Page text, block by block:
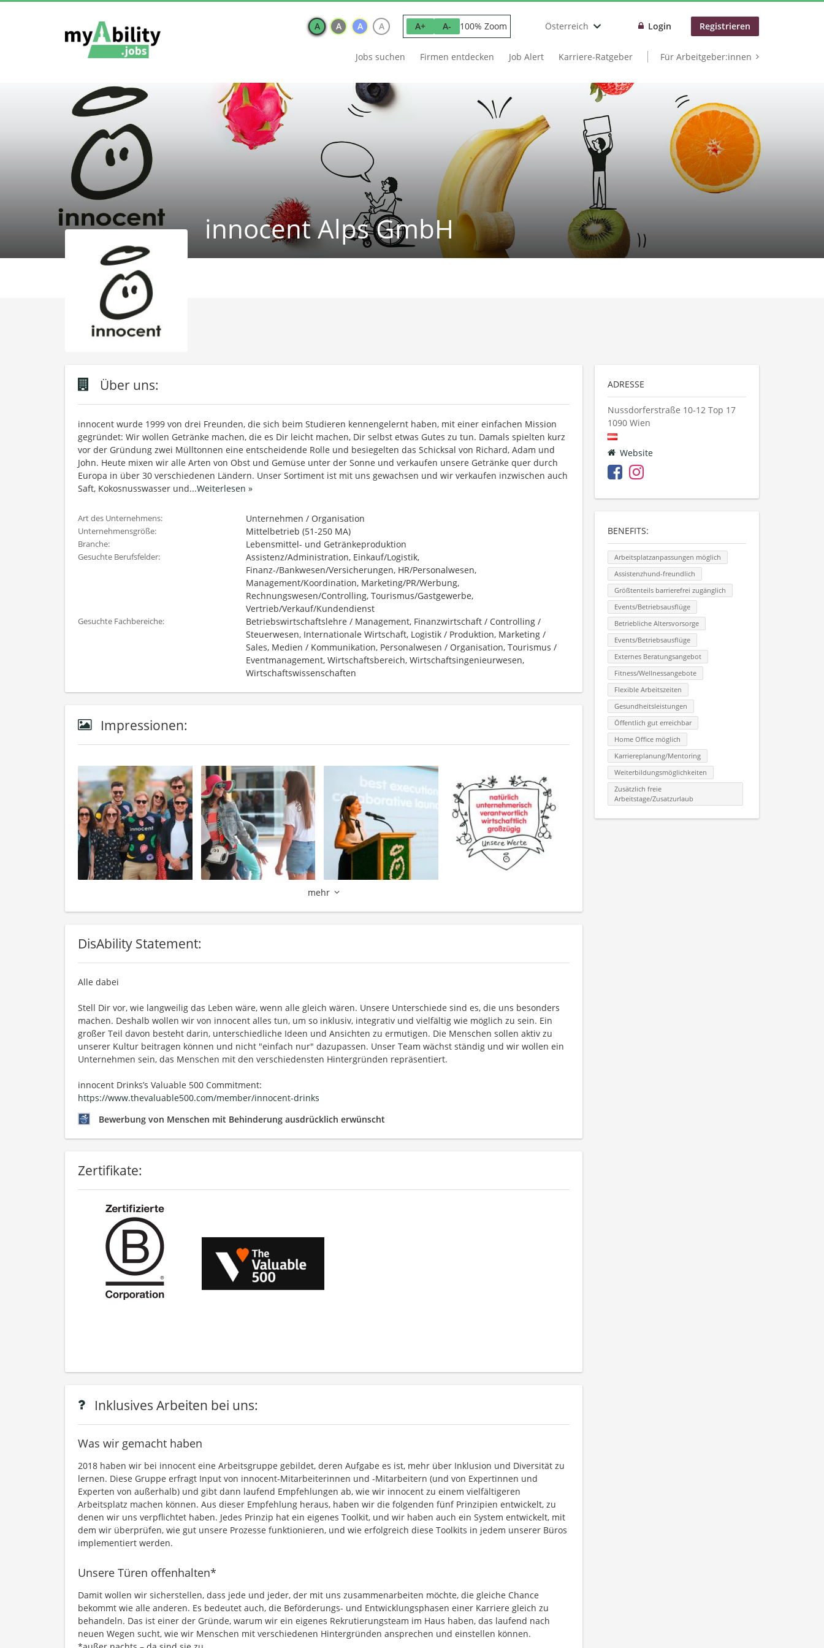
A A A A A+ A- 100% Zoom Österreich Login Registrieren
Jobs suchen Firmen entdecken Job Alert Karriere-Ratgeber Für Arbeitgeber:innen
innocent Alps GmbH
Über uns:
innocent wurde 1999 von drei Freunden, die sich beim Studieren kennengelernt haben, mit einer einfachen Mission
gegründet: Wir wollen Getränke machen, die es Dir leicht machen, Dir selbst etwas Gutes zu tun. Damals spielten kurz
vor der Gründung zwei Mülltonnen eine entscheidende Rolle und besiegelten das Schicksal von Richard, Adam und
John. Heute mixen wir alle Arten von Obst und Gemüse unter der Sonne und verkaufen unsere Getränke quer durch
Europa in über 30 verschiedenen Ländern. Unser Sortiment ist mit uns gewachsen und wir verkaufen inzwischen auch
Saft, Kokosnusswasser und...Weiterlesen »
Art des Unternehmens: Unternehmen / Organisation
Unternehmensgröße: Mittelbetrieb (51-250 MA)
Branche: Lebensmittel- und Getränkeproduktion
Gesuchte Berufsfelder:
Assistenz/Administration, Einkauf/Logistik,
Finanz-/Bankwesen/Versicherungen, HR/Personalwesen,
Management/Koordination, Marketing/PR/Werbung,
Rechnungswesen/Controlling, Tourismus/Gastgewerbe,
Vertrieb/Verkauf/Kundendienst
Gesuchte Fachbereiche:
Betriebswirtschaftslehre / Management, Finanzwirtschaft / Controlling /
Steuerwesen, Internationale Wirtschaft, Logistik / Produktion, Marketing /
Sales, Medien / Kommunikation, Personalwesen / Organisation, Tourismus /
Eventmanagement, Wirtschaftsbereich, Wirtschaftsingenieurwesen,
Wirtschaftswissenschaften
Impressionen:
mehr
DisAbility Statement:
Alle dabei
Stell Dir vor, wie langweilig das Leben wäre, wenn alle gleich wären. Unsere Unterschiede sind es, die uns besonders
machen. Deshalb wollen wir von innocent alles tun, um so inklusiv, integrativ und vielfältig wie möglich zu sein. Ein
großer Teil davon besteht darin, unterschiedliche Ideen und Ansichten zu ermutigen. Die Menschen sollen aktiv zu
unserer Kultur beitragen können und nicht "einfach nur" dazupassen. Unser Team wächst ständig und wir wollen ein
Unternehmen sein, das Menschen mit den verschiedensten Hintergründen repräsentiert.
innocent Drinks’s Valuable 500 Commitment:
https://www.thevaluable500.com/member/innocent-drinks
Bewerbung von Menschen mit Behinderung ausdrücklich erwünscht
Zertifikate:
Inklusives Arbeiten bei uns:
Was wir gemacht haben
2018 haben wir bei innocent eine Arbeitsgruppe gebildet, deren Aufgabe es ist, mehr über Inklusion und Diversität zu
lernen. Diese Gruppe erfragt Input von innocent-Mitarbeiterinnen und -Mitarbeitern (und von Expertinnen und
Experten von außerhalb) und gibt dann laufend Empfehlungen ab, wie wir innocent zu einem vielfältigeren
Arbeitsplatz machen können. Aus dieser Empfehlung heraus, haben wir die folgenden fünf Prinzipien entwickelt, zu
denen wir uns verpflichtet haben. Jedes Prinzip hat ein eigenes Toolkit, und wir haben auch ein System entwickelt, mit
dem wir überprüfen, wie gut unsere Prozesse funktionieren, und wie erfolgreich diese Toolkits in jedem unserer Büros
implementiert werden.
Unsere Türen offenhalten*
Damit wollen wir sicherstellen, dass jede und jeder, der mit uns zusammenarbeiten möchte, die gleiche Chance
bekommt wie alle anderen. Es bedeutet auch, die Beförderungs- und Entwicklungsphasen einer Karriere gleich zu
behandeln. Das ist einer der Gründe, warum wir ein eigenes Rekrutierungsteam im Haus haben, das laufend nach
neuen Wegen sucht, wie wir Menschen mit verschiedenen Hintergründen ansprechen und einstellen können.
ADRESSE
Nussdorferstraße 10-12 Top 17
1090 Wien
Website
BENEFITS:
Arbeitsplatzanpassungen möglich
Assistenzhund-freundlich
Größtenteils barrierefrei zugänglich
Events/Betriebsausflüge
Betriebliche Altersvorsorge
Events/Betriebsausflüge
Externes Beratungsangebot
Fitness/Wellnessangebote
Flexible Arbeitszeiten
Gesundheitsleistungen
Öffentlich gut erreichbar
Home Office möglich
Karriereplanung/Mentoring
Weiterbildungsmöglichkeiten
Zusätzlich freie
Arbeitstage/Zusatzurlaub